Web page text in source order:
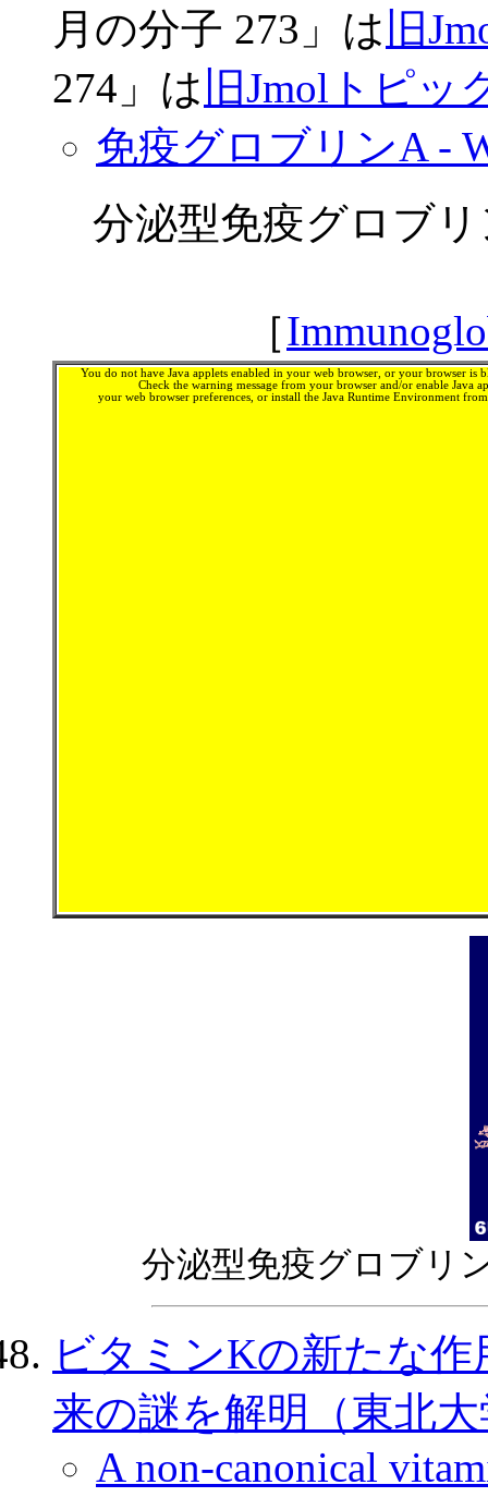
月の分子 273」は 旧
274」は 旧Jmolトピッ
免疫グロブリンA -
分泌型免疫グロブ
［
You do not have Java applets enabled in your web browser, or your browser is
Check the warning message from your browser and/or enable Java
your web browser preferences, or install the Java Runtime Environment
分泌型免疫グロブリ
ビタミンKの新たな
来の謎を解明（東北大
A non-canonical